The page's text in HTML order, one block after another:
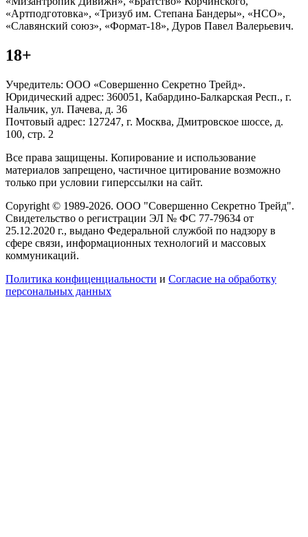
«Артподготовка», «Тризуб им. Степана Бандеры», «НСО»,
«Славянский союз», «Формат-18», Дуров Павел Валерьевич.
18+
Учредитель: ООО «Совершенно Секретно Трейд».
Юридический адрес: 360051, Кабардино-Балкарская Респ., г.
Нальчик, ул. Пачева, д. 36
Почтовый адрес: 127247, г. Москва, Дмитровское шоссе, д.
100, стр. 2
Все права защищены. Копирование и использование
материалов запрещено, частичное цитирование возможно
только при условии гиперссылки на сайт.
Copyright © 1989-2026. ООО "Совершенно Секретно Трейд".
Свидетельство о регистрации ЭЛ № ФС 77-79634 от
25.12.2020 г., выдано Федеральной службой по надзору в
сфере связи, информационных технологий и массовых
коммуникаций.
Политика конфиценциальности и Согласие на обработку
персональных данных